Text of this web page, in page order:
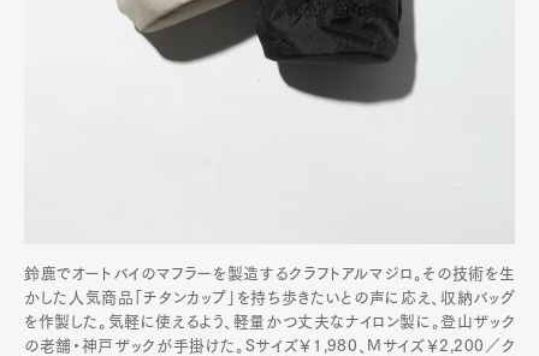
鈴鹿でオートバイのマフラーを製造するクラフトアルマジロ。その技術を生
かした人気商品「チタンカップ」を持ち歩きたいとの声に応え、収納バッグ
を作製した。気軽に使えるよう、軽量かつ丈夫なナイロン製に。登山ザック
の老舗・神戸ザックが手掛けた。Sサイズ￥1,980、Mサイズ￥2,200／ク